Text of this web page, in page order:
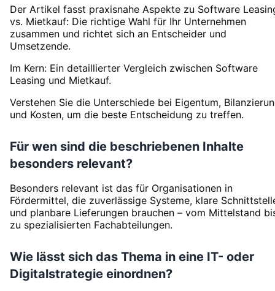
Der Artikel fasst praxisnahe Aspekte zu Software
vs. Mietkauf: Die richtige Wahl für Ihr Unternehmen
zusammen und richtet sich an Entscheider und
Umsetzende.
Im Kern: Ein detaillierter Vergleich zwischen Software
Leasing und Mietkauf.
Verstehen Sie die Unterschiede bei Eigentum,
und Kosten, um die beste Entscheidung zu treffen.
Für wen sind die beschriebenen Inhalte
besonders relevant?
Besonders relevant ist das für Organisationen in
Fördermittel, die zuverlässige Systeme, klare
und planbare Lieferungen brauchen – vom Mittelstand
zu spezialisierten Fachabteilungen.
Wie lässt sich das Thema in eine IT- oder
Digitalstrategie einordnen?